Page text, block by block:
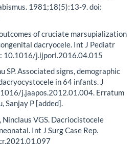
1981;18(5):13-9. doi:
of cruciate marsupialization
dacryocele. Int J Pediatr
10.1016/j.ijporl.2016.04.015
SP. Associated signs, demographic
in 64 infants. J
j.jaapos.2012.01.004. Erratum
Sanjay P [added].
Ninclaus VGS. Dacriocistocele
Int J Surg Case Rep.